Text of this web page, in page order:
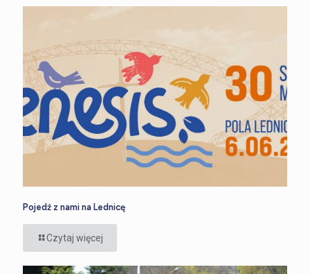
Pojedź z nami na Lednicę
Czytaj więcej